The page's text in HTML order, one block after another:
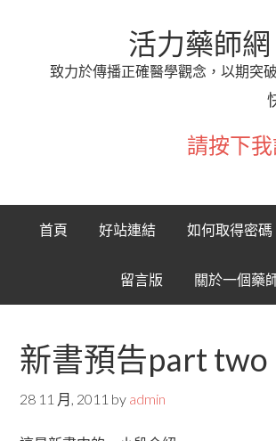
活力藥師網
致力於傳播正確醫學觀念，以期突
請按下
首頁 好站連結 如何取得密碼
留言版 關於一個藥
新書預告part two
28 11 月, 2011 by admin